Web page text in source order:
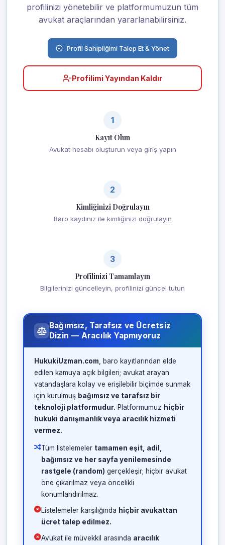
profilinizi yönetebilir ve platformumuzun tüm
avukat araçlarından yararlanabilirsiniz.
Profil Sahipliğimi Talep Et & Yönet
Profilimi Yayından Kaldır
1
Kayıt Olun
Avukat hesabı oluşturun veya giriş yapın
2
Kimliğinizi Doğrulayın
Baro kaydınız ile kimliğinizi doğrulayın
3
Profilinizi Tamamlayın
Bilgilerinizi güncelleyin, profilinizi güncel tutun
Bağımsız, Tarafsız ve Ücretsiz
Dizin — Aracılık Yapmıyoruz
HukukiUzman.com , baro kayıtlarından elde
edilen kamuya açık bilgileri; avukat arayan
vatandaşlara kolay ve erişilebilir biçimde sunmak
için kurulmuş bağımsız ve tarafsız bir
teknoloji platformudur. Platformumuz hiçbir
hukuki danışmanlık veya aracılık hizmeti
vermez.
Tüm listelemeler tamamen eşit, adil,
bağımsız ve her sayfa yenilemesinde
rastgele (random) gerçekleşir; hiçbir avukat
öne çıkarılmaz veya öncelikli
konumlandırılmaz.
Listelemeler karşılığında hiçbir avukattan
ücret talep edilmez.
Avukat ile müvekkil arasında aracılık